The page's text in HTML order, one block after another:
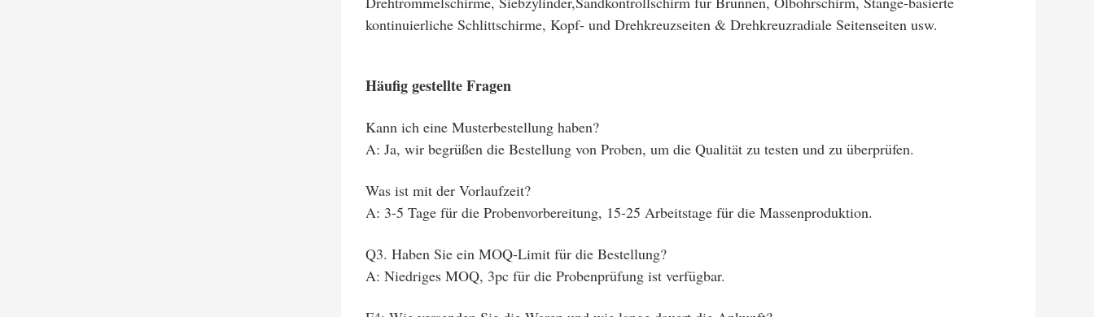
kontinuierliche Schlittschirme, Kopf- und Drehkreuzseiten & Drehkreuzradiale Seitenseiten usw.
Häufig gestellte Fragen
Kann ich eine Musterbestellung haben?
A: Ja, wir begrüßen die Bestellung von Proben, um die Qualität zu testen und zu überprüfen.
Was ist mit der Vorlaufzeit?
A: 3-5 Tage für die Probenvorbereitung, 15-25 Arbeitstage für die Massenproduktion.
Q3. Haben Sie ein MOQ-Limit für die Bestellung?
A: Niedriges MOQ, 3pc für die Probenprüfung ist verfügbar.